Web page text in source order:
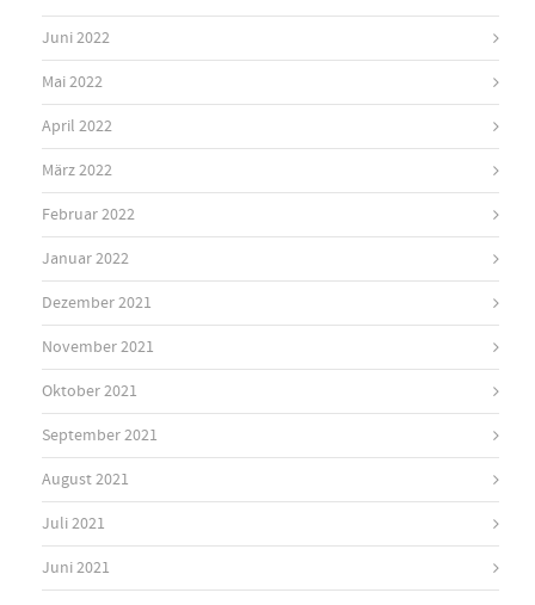
Juni 2022
Mai 2022
April 2022
März 2022
Februar 2022
Januar 2022
Dezember 2021
November 2021
Oktober 2021
September 2021
August 2021
Juli 2021
Juni 2021